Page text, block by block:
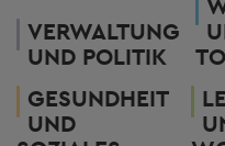
VERWALTUNG
UND POLITIK
GESUNDHEIT
UND